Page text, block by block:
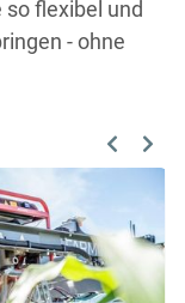
so flexibel und
- ohne
Previous
Next